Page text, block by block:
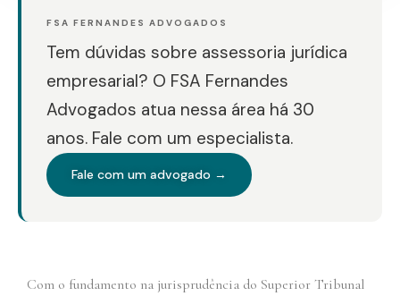
FSA FERNANDES ADVOGADOS
Tem dúvidas sobre assessoria jurídica
empresarial? O FSA Fernandes
Advogados atua nessa área há 30
anos. Fale com um especialista.
Fale com um advogado →
Com o fundamento na jurisprudência do Superior Tribunal